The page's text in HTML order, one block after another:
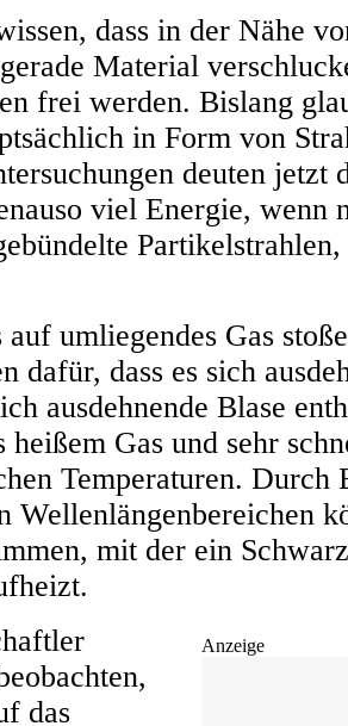
dass in der Nähe
Material
frei werden. Bislang
in Form von
deuten jetzt
viel Energie, wenn
Partikelstrahlen,
auf umliegendes Gas
dafür, dass es sich
ausdehnende Blase
heißem Gas und sehr
Temperaturen. Durch
Wellenlängenbereichen
mit der ein
Anzeige
das